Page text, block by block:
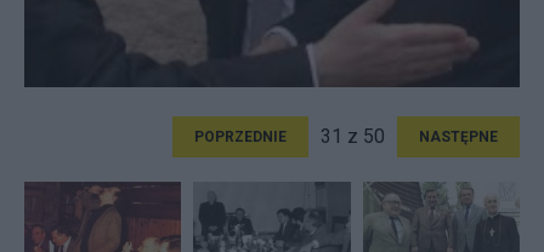
POPRZEDNIE 31 z 50 NASTĘPNE